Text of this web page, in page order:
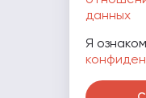
данных
Я